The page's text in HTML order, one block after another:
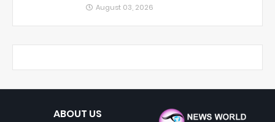
August 03, 2026
ABOUT US